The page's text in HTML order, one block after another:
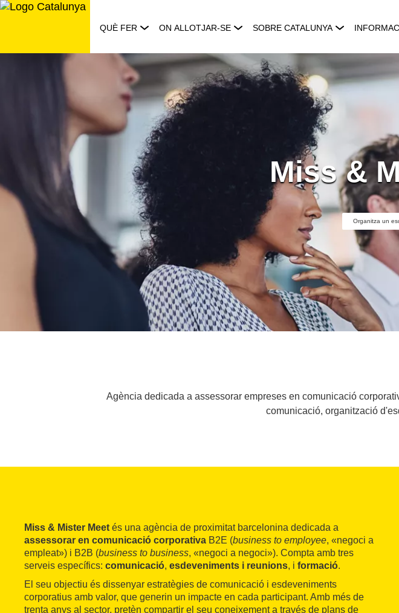
Saltar
QUÈ FER ON ALLOTJAR-SE SOBRE CATALUNYA
Miss &
Organitza un
Agència dedicada a assessorar empreses en comunicació
comunicació, organització
Miss & Mister Meet és una agència de proximitat barcelonina dedicada a
assessorar en comunicació corporativa B2E (business to employee, «negoci a
empleat») i B2B (business to business, «negoci a negoci»). Compta amb tres
serveis específics: comunicació, esdeveniments i reunions, i formació.
El seu objectiu és dissenyar estratègies de comunicació i esdeveniments
corporatius amb valor, que generin un impacte en cada participant. Amb més de
trenta anys al sector, pretèn compartir el seu coneixement a través de plans de